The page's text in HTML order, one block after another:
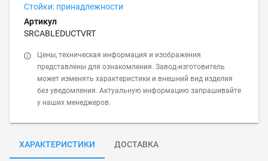
Стойки: принадлежности
Артикул
SRCABLEDUCTVRT
Цены, техническая информация и изображения
представлены для ознакомления. Завод-изготовитель
может изменять характеристики и внешний вид изделия
без уведомления. Актуальную информацию запрашивайте
у наших менеджеров.
ХАРАКТЕРИСТИКИ ДОСТАВКА